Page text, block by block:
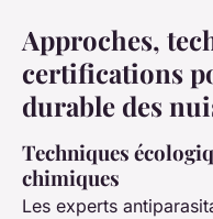
Approches,
certifications
durable des
Techniques
chimiques
Les experts